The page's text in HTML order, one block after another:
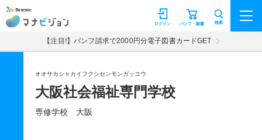
マナビジョン パンフ・願書
ログイン 検索
【注目!】パンフ請求で2000円分電子図書カードGET
オオサカシャカイフクシセンモンガッコウ
大阪社会福祉専門学校
専修学校 大阪